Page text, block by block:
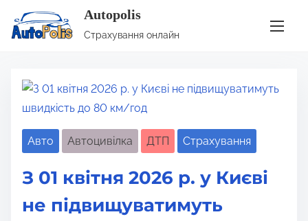
Autopolis
Страхування онлайн
Місяць:Березень 2026
Авто Автоцивілка ДТП Страхування
З 01 квітня 2026 р. у Києві
не підвищуватимуть